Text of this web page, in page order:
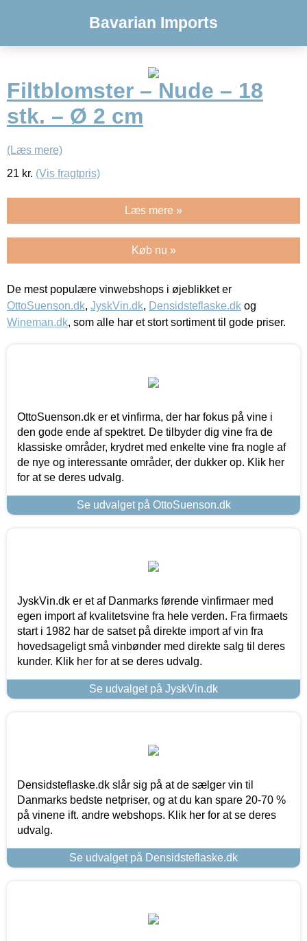
Bavarian Imports
Filtblomster – Nude – 18
stk. – Ø 2 cm
(Læs mere)
21 kr. (Vis fragtpris)
Læs mere »
Køb nu »
De mest populære vinwebshops i øjeblikket er
OttoSuenson.dk, JyskVin.dk, Densidsteflaske.dk og
Wineman.dk, som alle har et stort sortiment til gode priser.
OttoSuenson.dk er et vinfirma, der har fokus på vine i
den gode ende af spektret. De tilbyder dig vine fra de
klassiske områder, krydret med enkelte vine fra nogle af
de nye og interessante områder, der dukker op. Klik her
for at se deres udvalg.
Se udvalget på OttoSuenson.dk
JyskVin.dk er et af Danmarks førende vinfirmaer med
egen import af kvalitetsvine fra hele verden. Fra firmaets
start i 1982 har de satset på direkte import af vin fra
hovedsageligt små vinbønder med direkte salg til deres
kunder. Klik her for at se deres udvalg.
Se udvalget på JyskVin.dk
Densidsteflaske.dk slår sig på at de sælger vin til
Danmarks bedste netpriser, og at du kan spare 20-70 %
på vinene ift. andre webshops. Klik her for at se deres
udvalg.
Se udvalget på Densidsteflaske.dk